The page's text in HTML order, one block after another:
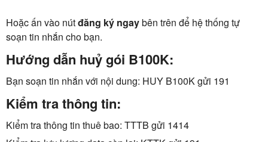
Hoặc ấn vào nútđăng ký ngaybên trên để hệ thống tự
soạn tin nhắn cho bạn.
Hướng dẫn huỷ gói B100K:
Bạn soạn tin nhắn với nội dung: HUY B100K gửi 191
Kiểm tra thông tin:
Kiểm tra thông tin thuê bao: TTTB gửi 1414